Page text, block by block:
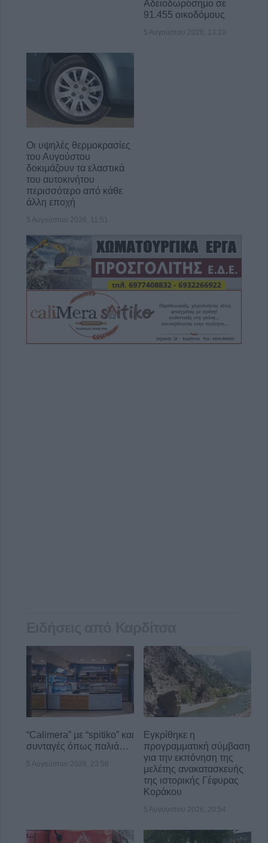
Αδειοδωρόσημο σε
91.455 οικοδόμους
5 Αυγούστου 2026, 13:10
Οι υψηλές θερμοκρασίες
του Αυγούστου
δοκιμάζουν τα ελαστικά
του αυτοκινήτου
περισσότερο από κάθε
άλλη εποχή
5 Αυγούστου 2026, 11:51
“Calimera” με “spitiko” και
συνταγές όπως παλιά…
5 Αυγούστου 2026, 23:58
Εγκρίθηκε η
προγραμματική σύμβαση
για την εκπόνηση της
μελέτης ανακατασκευής
της ιστορικής Γέφυρας
Κοράκου
5 Αυγούστου 2026, 20:54